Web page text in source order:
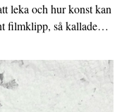
leka och hur konst kan
filmklipp, så kallade…